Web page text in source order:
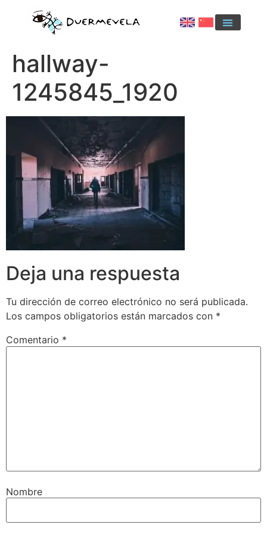
hallway-
1245845_1920
Deja una respuesta
Tu dirección de correo electrónico no será publicada.
Los campos obligatorios están marcados con *
Comentario *
Nombre